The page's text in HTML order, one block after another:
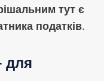
тут є
податків.
для